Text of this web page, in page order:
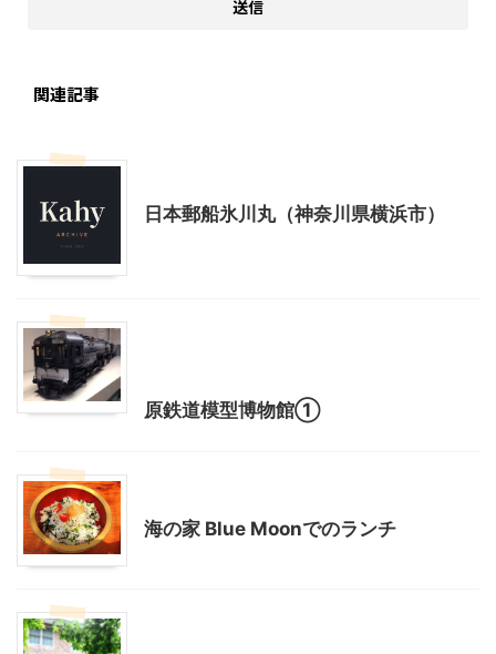
関連記事
日本郵船氷川丸（神奈川県横浜市）
原鉄道模型博物館①
海の家 Blue Moonでのランチ